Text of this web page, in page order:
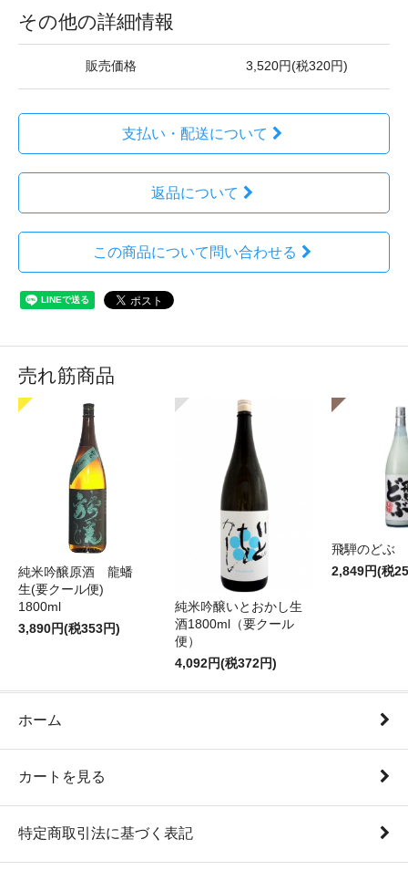
その他の詳細情報
販売価格 3,520円(税320円)
支払い・配送について
返品について
この商品について問い合わせる
売れ筋商品
純米吟醸原酒 龍蟠
生(要クール便)
1800ml
3,890円(税353円)
純米吟醸いとおかし生
酒1800ml（要クール
便）
4,092円(税372円)
飛騨のどぶ
2,849円(税
ホーム
カートを見る
特定商取引法に基づく表記